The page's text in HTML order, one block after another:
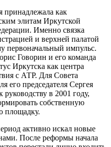
принадлежала как
элитам Иркутской
Именно связка
и верхней палатой
первоначальный импульс.
Говорин и его команда
Иркутска как центра
с АТР. Для Совета
его председателя Сергея
в 2001 году,
собственную
площадку.
активно искал новые
После реформы начала